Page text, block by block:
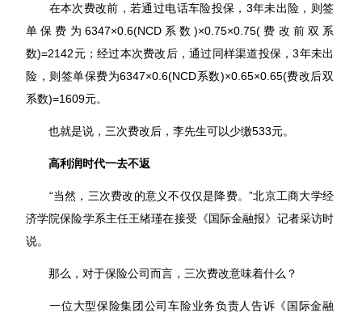
在本次费改前，若通过电话车险投保，3年未出险，则签
单保费为6347×0.6(NCD系数)×0.75×0.75(费改前双系
数)=2142元；经过本次费改后，通过同样渠道投保，3年未出
险，则签单保费为6347×0.6(NCD系数)×0.65×0.65(费改后双
系数)=1609元。
也就是说，三次费改后，李先生可以少缴533元。
高利润时代一去不返
“当然，三次费改的意义不仅仅是降费。”北京工商大学经
济学院保险学系主任王绪瑾在接受《国际金融报》记者采访时
说。
那么，对于保险公司而言，三次费改意味着什么？
一位大型保险集团公司车险业务负责人告诉《国际金融